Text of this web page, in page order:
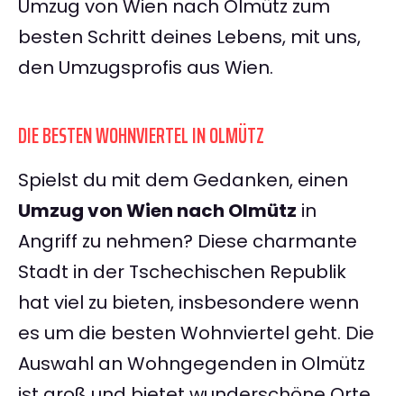
Umzug von Wien nach Olmütz zum
besten Schritt deines Lebens, mit uns,
den Umzugsprofis aus Wien.
DIE BESTEN WOHNVIERTEL IN OLMÜTZ
Spielst du mit dem Gedanken, einen
Umzug von Wien nach Olmütz in
Angriff zu nehmen? Diese charmante
Stadt in der Tschechischen Republik
hat viel zu bieten, insbesondere wenn
es um die besten Wohnviertel geht. Die
Auswahl an Wohngegenden in Olmütz